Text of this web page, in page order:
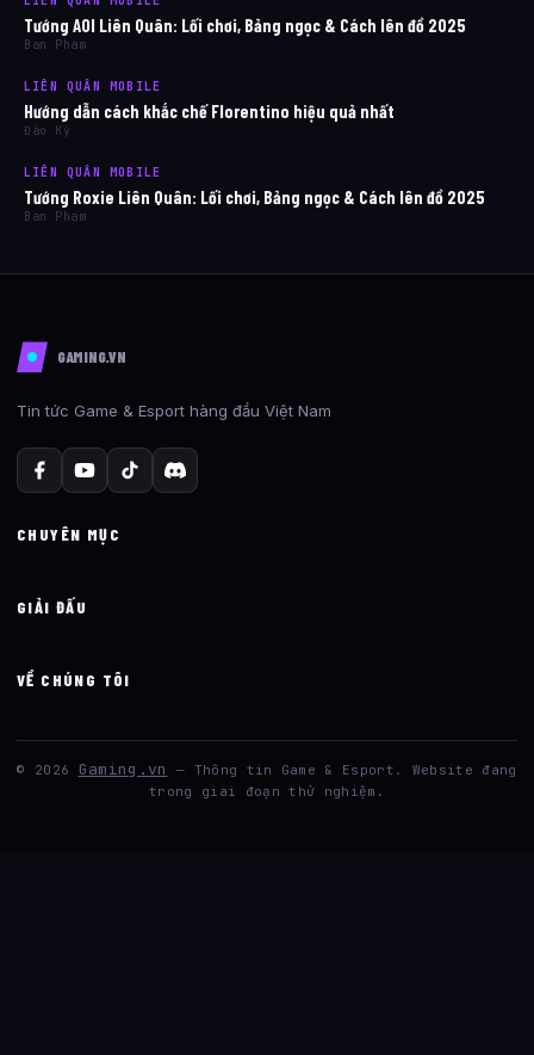
Tướng AOI Liên Quân: Lối chơi, Bảng ngọc & Cách lên đồ 2025
Ban Pham
LIÊN QUÂN MOBILE
Hướng dẫn cách khắc chế Florentino hiệu quả nhất
Đào Kỳ
LIÊN QUÂN MOBILE
Tướng Roxie Liên Quân: Lối chơi, Bảng ngọc & Cách lên đồ 2025
Ban Pham
GAMING.VN
Tin tức Game & Esport hàng đầu Việt Nam
CHUYÊN MỤC
GIẢI ĐẤU
VỀ CHÚNG TÔI
© 2026 Gaming.vn
— Thông tin Game & Esport. Website đang
trong giai đoạn thử nghiệm.